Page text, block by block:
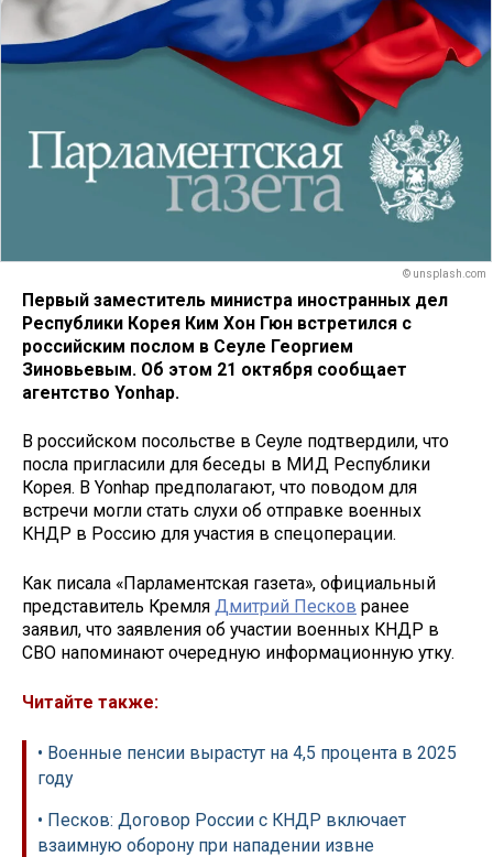
© unsplash.com
Первый заместитель министра иностранных дел
Республики Корея Ким Хон Гюн встретился с
российским послом в Сеуле Георгием
Зиновьевым. Об этом 21 октября сообщает
агентство Yonhap.
В российском посольстве в Сеуле подтвердили, что
посла пригласили для беседы в МИД Республики
Корея. В Yonhap предполагают, что поводом для
встречи могли стать слухи об отправке военных
КНДР в Россию для участия в спецоперации.
Как писала «Парламентская газета», официальный
представитель Кремля Дмитрий Песков ранее
заявил, что заявления об участии военных КНДР в
СВО напоминают очередную информационную утку.
Читайте также:
• Военные пенсии вырастут на 4,5 процента в 2025
году
• Песков: Договор России с КНДР включает
взаимную оборону при нападении извне